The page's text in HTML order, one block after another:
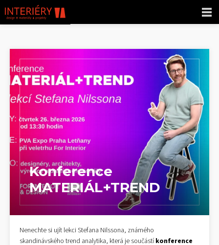
Konference
MATERIÁL+TREND
Nenechte si ujít lekci Stefana Nilssona, známého
skandinávského trend analytika, která je součástí konference